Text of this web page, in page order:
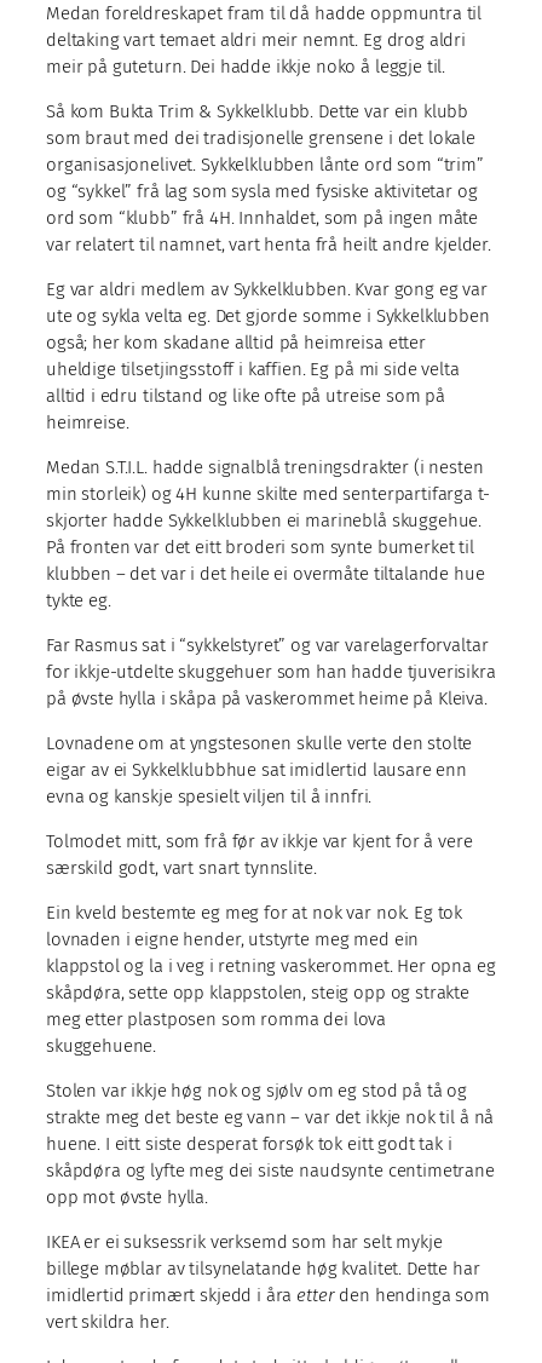
Medan foreldreskapet fram til då hadde oppmuntra til
deltaking vart temaet aldri meir nemnt. Eg drog aldri
meir på guteturn. Dei hadde ikkje noko å leggje til.
Så kom Bukta Trim & Sykkelklubb. Dette var ein klubb
som braut med dei tradisjonelle grensene i det lokale
organisasjonelivet. Sykkelklubben lånte ord som “trim”
og “sykkel” frå lag som sysla med fysiske aktivitetar og
ord som “klubb” frå 4H. Innhaldet, som på ingen måte
var relatert til namnet, vart henta frå heilt andre kjelder.
Eg var aldri medlem av Sykkelklubben. Kvar gong eg var
ute og sykla velta eg. Det gjorde somme i Sykkelklubben
også; her kom skadane alltid på heimreisa etter
uheldige tilsetjingsstoff i kaffien. Eg på mi side velta
alltid i edru tilstand og like ofte på utreise som på
heimreise.
Medan S.T.I.L. hadde signalblå treningsdrakter (i nesten
min storleik) og 4H kunne skilte med senterpartifarga t-
skjorter hadde Sykkelklubben ei marineblå skuggehue.
På fronten var det eitt broderi som synte bumerket til
klubben – det var i det heile ei overmåte tiltalande hue
tykte eg.
Far Rasmus sat i “sykkelstyret” og var varelagerforvaltar
for ikkje-utdelte skuggehuer som han hadde tjuverisikra
på øvste hylla i skåpa på vaskerommet heime på Kleiva.
Lovnadene om at yngstesonen skulle verte den stolte
eigar av ei Sykkelklubbhue sat imidlertid lausare enn
evna og kanskje spesielt viljen til å innfri.
Tolmodet mitt, som frå før av ikkje var kjent for å vere
særskild godt, vart snart tynnslite.
Ein kveld bestemte eg meg for at nok var nok. Eg tok
lovnaden i eigne hender, utstyrte meg med ein
klappstol og la i veg i retning vaskerommet. Her opna eg
skåpdøra, sette opp klappstolen, steig opp og strakte
meg etter plastposen som romma dei lova
skuggehuene.
Stolen var ikkje høg nok og sjølv om eg stod på tå og
strakte meg det beste eg vann – var det ikkje nok til å nå
huene. I eitt siste desperat forsøk tok eitt godt tak i
skåpdøra og lyfte meg dei siste naudsynte centimetrane
opp mot øvste hylla.
IKEA er ei suksessrik verksemd som har selt mykje
billege møblar av tilsynelatande høg kvalitet. Dette har
imidlertid primært skjedd i åra etterden hendinga som
vert skildra her.